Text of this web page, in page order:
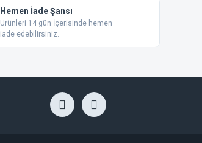
Hemen İade Şansı
Ürünleri 14 gün İçerisinde hemen
iade edebilirsiniz.